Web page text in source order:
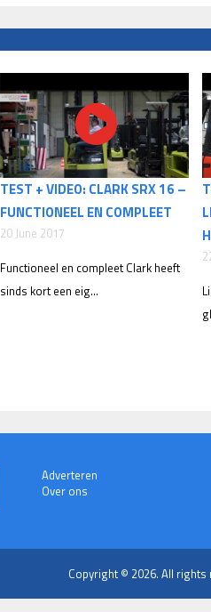
TEST + VIDEO: CLARK SRX 16 –
FUNCTIONEEL EN COMPLEET
20 June 2017
Functioneel en compleet Clark heeft
sinds kort een eig...
Adverteren
Over ons
Copyright © 2026. All rights